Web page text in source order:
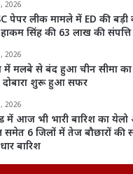
2026
पेपर लीक मामले में ED की बड़ी
सिंह की 63 लाख की
2026
में मलबे से बंद हुआ चीन सीमा का
दोबारा शुरू हुआ सफर
2026
में आज भी भारी बारिश का येलो
समेत 6 जिलों में तेज बौछारों की
बारिश